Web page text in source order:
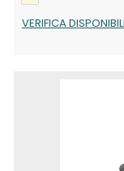
VERIFICA